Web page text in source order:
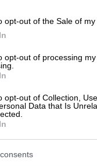
opt-out of the Sale of my
opt-out of processing
opt-out of Collection,
Data that Is
any reviews
the first to share